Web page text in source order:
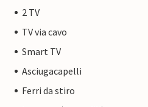
2 TV
TV via cavo
Smart TV
Asciugacapelli
Ferri da stiro